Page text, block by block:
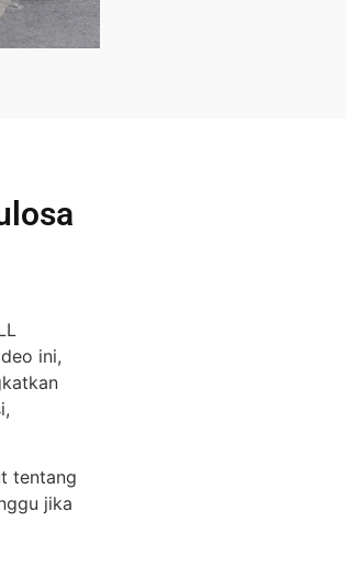
ini,
tentang
jika